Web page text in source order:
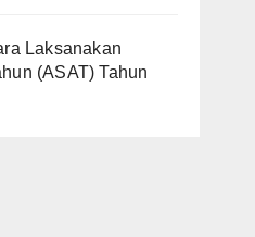
Laksanakan
(ASAT) Tahun